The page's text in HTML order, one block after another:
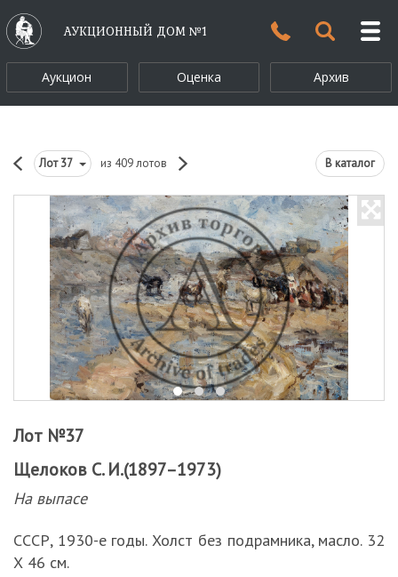
АУКЦИОННЫЙ ДОМ №1
Аукцион Оценка Архив
Лот37 из 409 лотов В каталог
Лот №37
Щелоков С. И.(1897–1973)
На выпасе
СССР, 1930-е годы. Холст без подрамника, масло. 32
Х 46 см.